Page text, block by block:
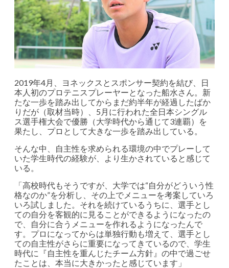
2019年4月、ヨネックスとスポンサー契約を結び、日
本人初のプロテニスプレーヤーとなった船水さん。新
たな一歩を踏み出してからまだ約半年が経過したばか
りだが（取材当時）、5月に行われた全日本シングル
ス選手権大会で優勝（大学時代から通じて3連覇）を
果たし、プロとして大きな一歩を踏み出している。
そんな中、自主性を求められる環境の中でプレーして
いた学生時代の経験が、より生かされていると感じて
いる。
「高校時代もそうですが、大学では“自分がどういう性
格なのか”を分析し、その上でメニューを考案していろ
いろ試しました。それを続けているうちに、選手とし
ての自分を客観的に見ることができるようになったの
で、自分に合うメニューを作れるようになったんで
す。プロになってからは単独行動も増えて、選手とし
ての自主性がさらに重要になってきているので、学生
時代に『自主性を重んじたチーム方針』の中で過ごせ
たことは、本当に大きかったと感じています」